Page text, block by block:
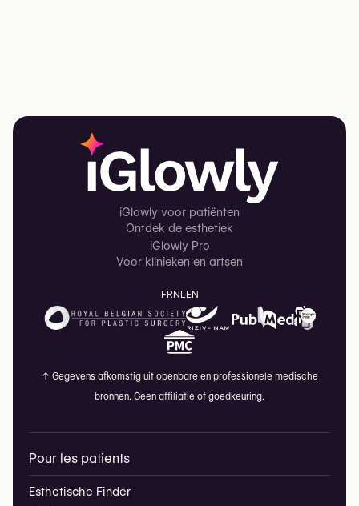
iGlowly voor patiënten
Ontdek de esthetiek
iGlowly Pro
Voor klinieken en artsen
FRNL EN
↑ Gegevens afkomstig uit openbare en professionele medische
bronnen. Geen affiliatie of goedkeuring.
Pour les patients
Esthetische Finder